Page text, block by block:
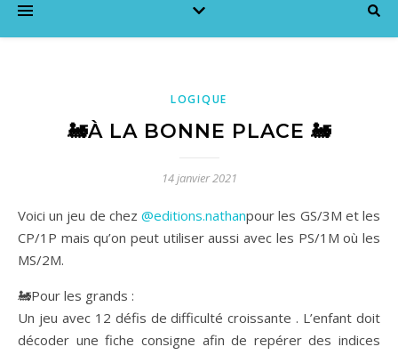
LOGIQUE
🚂À LA BONNE PLACE 🚂
14 janvier 2021
Voici un jeu de chez@editions.nathanpour les GS/3M et les
CP/1P mais qu’on peut utiliser aussi avec les PS/1M où les
MS/2M.
🚂Pour les grands :
Un jeu avec 12 défis de difficulté croissante . L’enfant doit
décoder une fiche consigne afin de repérer des indices